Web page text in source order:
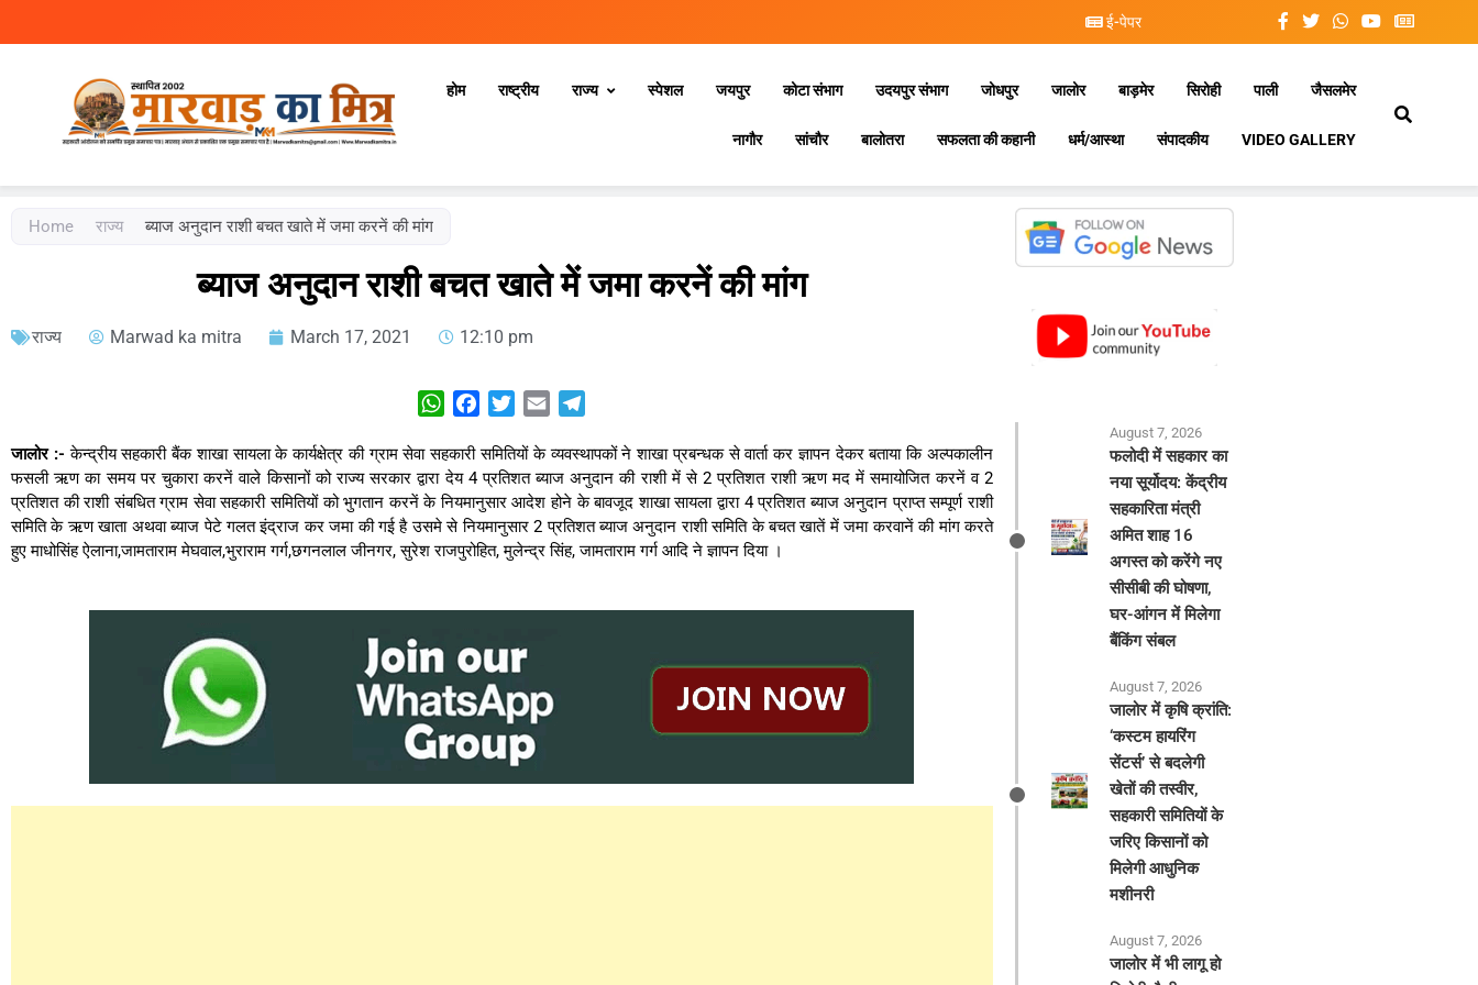
ई-पेपर
Marwad Ka Mitra
होम राष्ट्रीय राज्य स्‍पेशल जयपुर कोटा संभाग उदयपुर संभाग जोधपुर जालोर बाड़मेर सिरोही पाली जैसलमेर
नागौर सांचौर बालोतरा सफलता की कहानी धर्म/आस्था संपादकीय VIDEO GALLERY
Home राज्य ब्याज अनुदान राशी बचत खाते में जमा करनें की मांग
ब्याज अनुदान राशी बचत खाते में जमा करनें की मांग
राज्य Marwad ka mitra March 17, 2021 12:10 pm
WhatsAppFacebookTwitterEmail
जालोर :- केन्द्रीय सहकारी बैंक शाखा सायला के कार्यक्षेत्र की ग्राम सेवा सहकारी समितियों के व्यवस्थापकों ने शाखा प्रबन्धक से वार्ता कर ज्ञापन देकर बताया कि अल्पकालीन
फसली ऋण का समय पर चुकारा करनें वाले किसानों को राज्य सरकार द्वारा देय 4 प्रतिशत ब्याज अनुदान की राशी में से 2 प्रतिशत राशी ऋण मद में समायोजित करनें व 2
प्रतिशत की राशी संबधित ग्राम सेवा सहकारी समितियों को भुगतान करनें के नियमानुसार आदेश होने के बावजूद शाखा सायला द्वारा 4 प्रतिशत ब्याज अनुदान प्राप्त सम्पूर्ण राशी
समिति के ऋण खाता अथवा ब्याज पेटे गलत इंद्राज कर जमा की गई है उसमे से नियमानुसार 2 प्रतिशत ब्याज अनुदान राशी समिति के बचत खातें में जमा करवानें की मांग करते
हुए माधोसिंह ऐलाना,जामताराम मेघवाल,भुराराम गर्ग,छगनलाल जीनगर, सुरेश राजपुरोहित, मुलेन्द्र सिंह, जामताराम गर्ग आदि ने ज्ञापन दिया ।
August 7, 2026
फलोदी में सहकार का
नया सूर्योदय: केंद्रीय
सहकारिता मंत्री
अमित शाह 16
अगस्त को करेंगे नए
सीसीबी की घोषणा,
घर-आंगन में मिलेगा
बैंकिंग संबल
August 7, 2026
​जालोर में कृषि क्रांति:
‘कस्टम हायरिंग
सेंटर्स’ से बदलेगी
खेतों की तस्वीर,
सहकारी समितियों के
जरिए किसानों को
मिलेगी आधुनिक
मशीनरी
August 7, 2026
जालोर में भी लागू हो